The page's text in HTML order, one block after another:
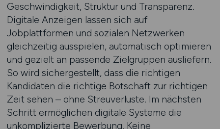
Geschwindigkeit, Struktur und Transparenz.
Digitale Anzeigen lassen sich auf
Jobplattformen und sozialen Netzwerken
gleichzeitig ausspielen, automatisch optimieren
und gezielt an passende Zielgruppen ausliefern.
So wird sichergestellt, dass die richtigen
Kandidaten die richtige Botschaft zur richtigen
Zeit sehen – ohne Streuverluste. Im nächsten
Schritt ermöglichen digitale Systeme die
unkomplizierte Bewerbung. Keine